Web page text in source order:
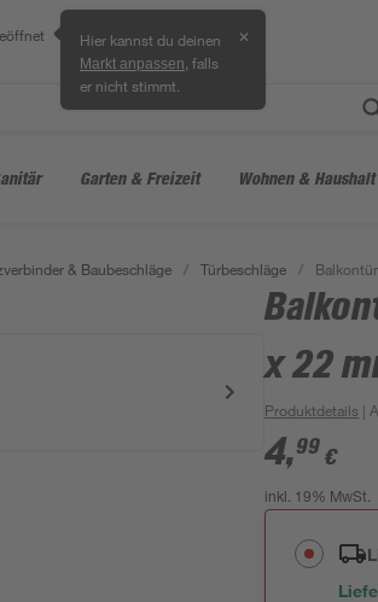
Hier kannst du deinen
Markt anpassen , falls
er nicht stimmt.
✕
Garten & Freizeit Wohnen & Haushalt
& Baubeschläge / Türbeschläge /
x 22
Produktdetails |
4,99 €
inkl. 19% MwSt.